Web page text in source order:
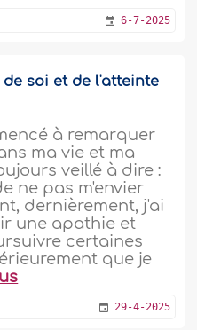
6-7-2025
de soi et de l'atteinte
à remarquer
ma vie et ma
veillé à dire :
ne pas m'envier
dernièrement, j'ai
une apathie et
certaines
que je
29-4-2025